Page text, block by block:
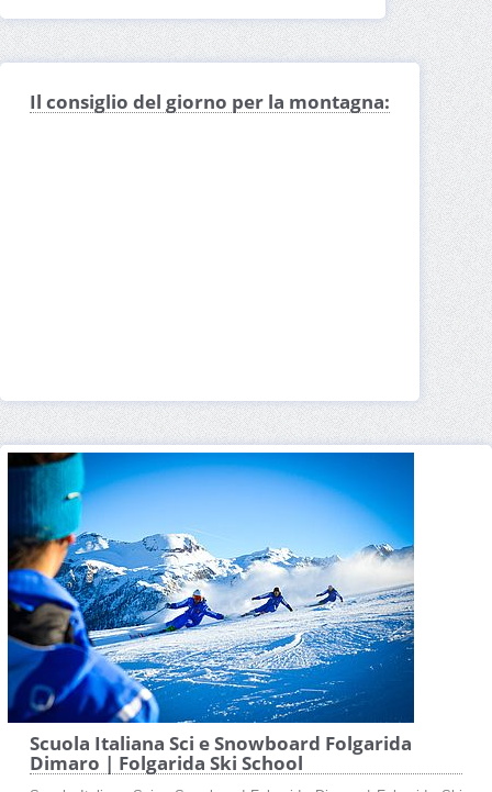
Il consiglio del giorno per la montagna:
Scuola Italiana Sci e Snowboard Folgarida
Dimaro | Folgarida Ski School